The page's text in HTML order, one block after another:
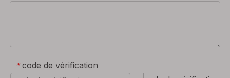
* code de vérification